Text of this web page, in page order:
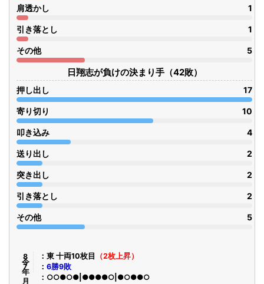
肩透かし 1
引き落とし 1
その他 5
日翔志が負けの決まり手（42敗）
押し出し 17
寄り切り 10
叩き込み 4
送り出し 2
突き出し 2
引き落とし 2
その他 5
令8年7月 東 十両10枚目
（2枚上昇）
6勝9敗
○○●○●|●●●●○|●○●●○